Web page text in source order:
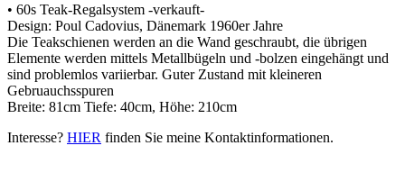
• 60s Teak-Regalsystem -verkauft-
Design: Poul Cadovius, Dänemark 1960er Jahre
Die Teakschienen werden an die Wand geschraubt, die übrigen
Elemente werden mittels Metallbügeln und -bolzen eingehängt und
sind problemlos variierbar. Guter Zustand mit kleineren
Gebruauchsspuren
Breite: 81cm Tiefe: 40cm, Höhe: 210cm
Interesse? HIER finden Sie meine Kontaktinformationen.